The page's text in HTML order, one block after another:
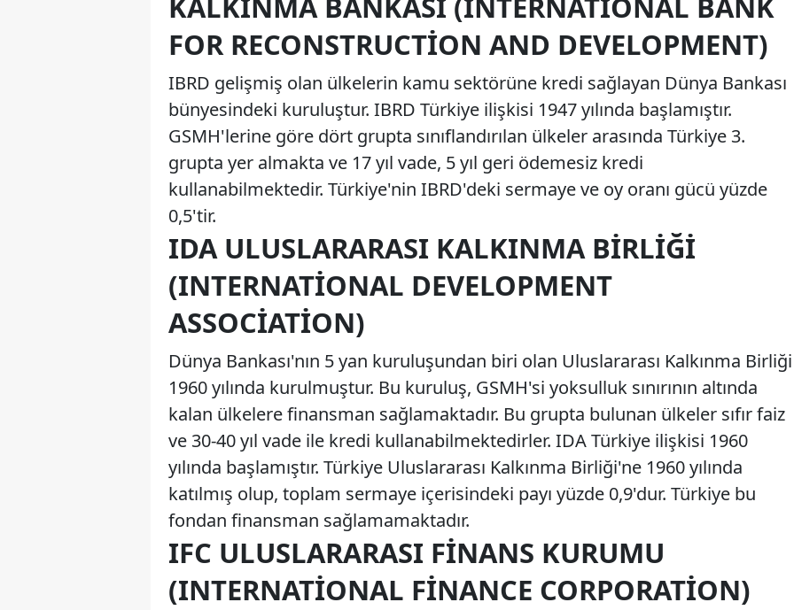
KALKINMA BANKASI (INTERNATIONAL BANK
FOR RECONSTRUCTION AND DEVELOPMENT)
IBRD gelişmiş olan ülkelerin kamu sektörüne kredi sağlayan Dünya Bankası
bünyesindeki kuruluştur. IBRD Türkiye ilişkisi 1947 yılında başlamıştır.
GSMH'lerine göre dört grupta sınıflandırılan ülkeler arasında Türkiye 3.
grupta yer almakta ve 17 yıl vade, 5 yıl geri ödemesiz kredi
kullanabilmektedir. Türkiye'nin IBRD'deki sermaye ve oy oranı gücü yüzde
0,5'tir.
IDA ULUSLARARASI KALKINMA BIRLIĞI
(INTERNATIONAL DEVELOPMENT
ASSOCIATION)
Dünya Bankası'nın 5 yan kuruluşundan biri olan Uluslararası Kalkınma Birliği
1960 yılında kurulmuştur. Bu kuruluş, GSMH'si yoksulluk sınırının altında
kalan ülkelere finansman sağlamaktadır. Bu grupta bulunan ülkeler sıfır faiz
ve 30-40 yıl vade ile kredi kullanabilmektedirler. IDA Türkiye ilişkisi 1960
yılında başlamıştır. Türkiye Uluslararası Kalkınma Birliği'ne 1960 yılında
katılmış olup, toplam sermaye içerisindeki payı yüzde 0,9'dur. Türkiye bu
fondan finansman sağlamamaktadır.
IFC ULUSLARARASI FINANS KURUMU
(INTERNATIONAL FINANCE CORPORATION)